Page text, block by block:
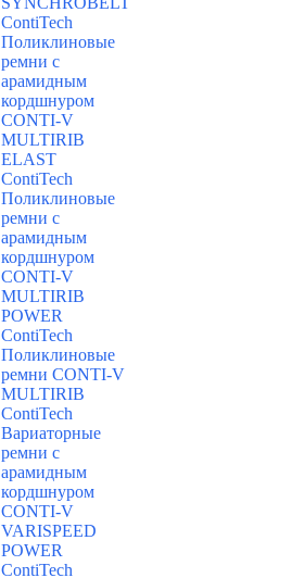
ContiTech
Поликлиновые
ремни с
арамидным
кордшнуром
CONTI-V
MULTIRIB
ELAST
ContiTech
Поликлиновые
ремни с
арамидным
кордшнуром
CONTI-V
MULTIRIB
POWER
ContiTech
Поликлиновые
ремни CONTI-V
MULTIRIB
ContiTech
Вариаторные
ремни с
арамидным
кордшнуром
CONTI-V
VARISPEED
POWER
ContiTech